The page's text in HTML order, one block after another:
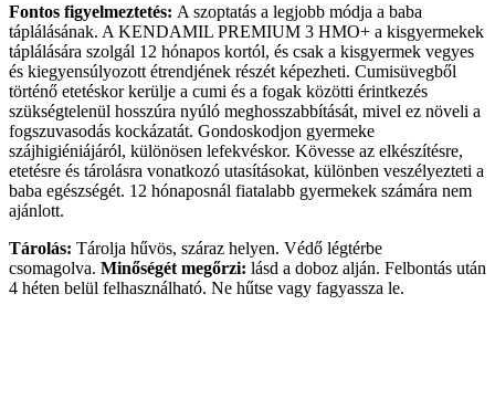
Fontos figyelmeztetés: A szoptatás a legjobb módja a baba
táplálásának. A KENDAMIL PREMIUM 3 HMO+ a kisgyermekek
táplálására szolgál 12 hónapos kortól, és csak a kisgyermek vegyes
és kiegyensúlyozott étrendjének részét képezheti. Cumisüvegből
történő etetéskor kerülje a cumi és a fogak közötti érintkezés
szükségtelenül hosszúra nyúló meghosszabbítását, mivel ez növeli a
fogszuvasodás kockázatát. Gondoskodjon gyermeke
szájhigiéniájáról, különösen lefekvéskor. Kövesse az elkészítésre,
etetésre és tárolásra vonatkozó utasításokat, különben veszélyezteti a
baba egészségét. 12 hónaposnál fiatalabb gyermekek számára nem
ajánlott.
Tárolás: Tárolja hűvös, száraz helyen. Védő légtérbe
csomagolva. Minőségét megőrzi: lásd a doboz alján. Felbontás után
4 héten belül felhasználható. Ne hűtse vagy fagyassza le.